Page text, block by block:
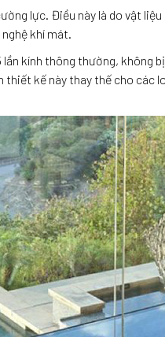
lực. Điều này là do vật
khí mát.
kính thông thường, không
kế này thay thế cho các